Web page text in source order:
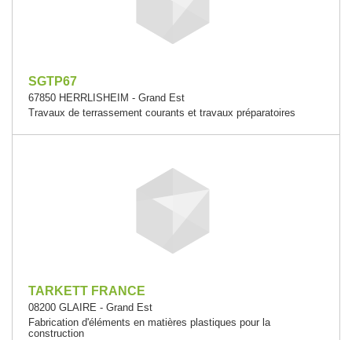
SGTP67
67850 HERRLISHEIM - Grand Est
Travaux de terrassement courants et travaux préparatoires
TARKETT FRANCE
08200 GLAIRE - Grand Est
Fabrication d'éléments en matières plastiques pour la
construction